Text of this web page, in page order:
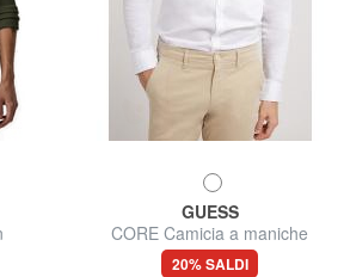
GUESS
CORE Camicia a maniche
lunghe
20% SALDI